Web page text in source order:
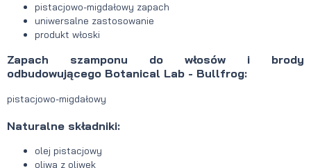
pistacjowo-migdałowy zapach
uniwersalne zastosowanie
produkt włoski
Zapach szamponu do włosów i brody
odbudowującego Botanical Lab - Bullfrog:
pistacjowo-migdałowy
Naturalne składniki:
olej pistacjowy
oliwa z oliwek